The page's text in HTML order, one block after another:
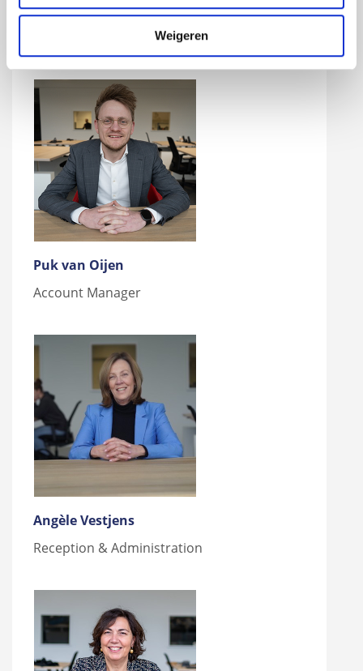
Weigeren
Perry van den Hurck
Puk van Oijen
Account Manager
Angèle Vestjens
Reception & Administration